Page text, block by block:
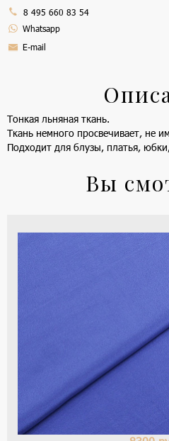
8 495 660 83 54
Whatsapp
E-mail
Тонкая льняная ткань.
Ткань немного просвечивает, не
Подходит для блузы, платья,
Вы